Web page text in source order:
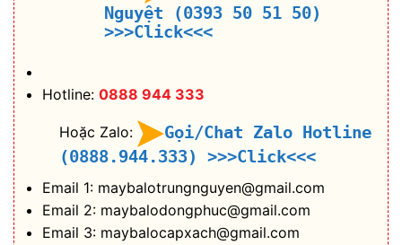
Nguyệt (0393 50 51 50)
>>>Click<<<
Hotline: 0888 944 333
Hoặc Zalo:
Gọi/Chat Zalo Hotline
(0888.944.333)
>>>Click<<<
Email 1: maybalotrungnguyen@gmail.com
Email 2: maybalodongphuc@gmail.com
Email 3: maybalocapxach@gmail.com